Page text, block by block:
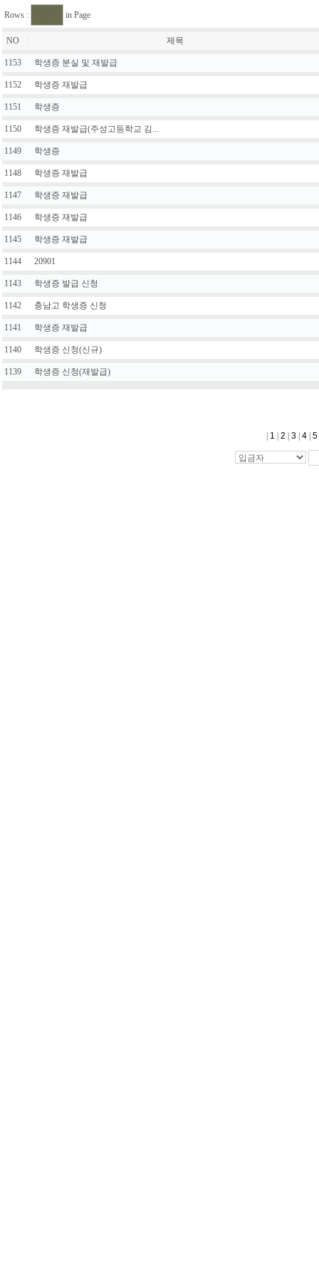
Rows : in Page
NO 제목
1153 학생증 분실 및 재발급
1152 학생증 재발급
1151 학생증
1150 학생증 재발급(주성고등학교 김...
1149 학생증
1148 학생증 재발급
1147 학생증 재발급
1146 학생증 재발급
1145 학생증 재발급
1144 20901
1143 학생증 발급 신청
1142 충남고 학생증 신청
1141 학생증 재발급
1140 학생증 신청(신규)
1139 학생증 신청(재발급)
1 2 3| 4| 5